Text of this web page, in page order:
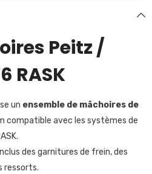
Peitz /
RASK
un ensemble de mâchoires de
compatible avec les systèmes de
des garnitures de frein, des
ressorts.